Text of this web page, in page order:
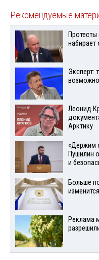
Рекомендуемые
Протесты
набирает
Эксперт:
Леонид
Арктику
«Держим
Пушилин
и
Больше
Реклама